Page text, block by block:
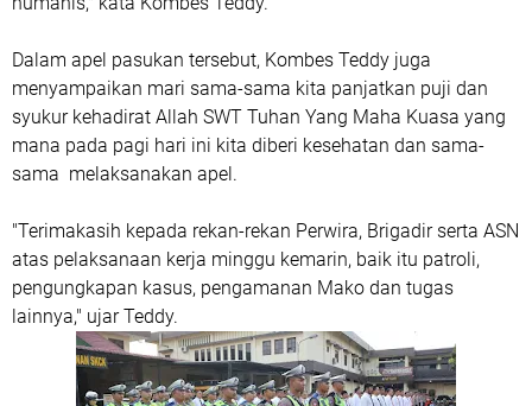
Dalam apel pasukan tersebut, Kombes Teddy juga
menyampaikan mari sama-sama kita panjatkan puji dan
syukur kehadirat Allah SWT Tuhan Yang Maha Kuasa yang
mana pada pagi hari ini kita diberi kesehatan dan sama-
sama melaksanakan apel.
"Terimakasih kepada rekan-rekan Perwira, Brigadir serta ASN
atas pelaksanaan kerja minggu kemarin, baik itu patroli,
pengungkapan kasus, pengamanan Mako dan tugas
lainnya," ujar Teddy.